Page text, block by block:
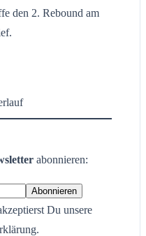
den 2. Rebound am
abonnieren:
Du unsere